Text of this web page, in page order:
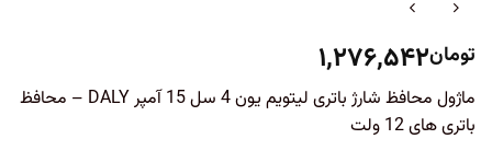
تومان۱,۲۷۶,۵۴۲
ماژول محافظ شارژ باتری لیتویم یون 4 سل 15 آمپر DALY – محافظ
باتری های 12 ولت